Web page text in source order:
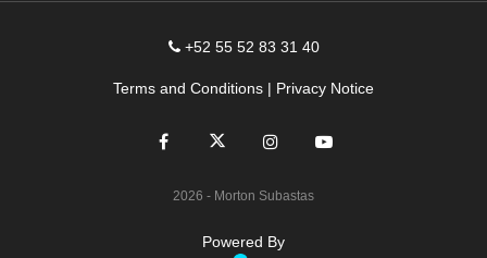
+52 55 52 83 31 40
Terms and Conditions | Privacy Notice
2026 - Morton Subastas
Powered By